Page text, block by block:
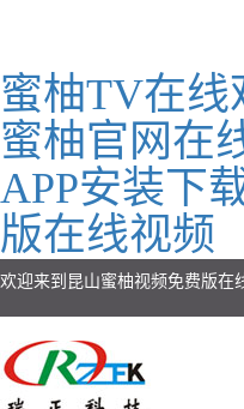
蜜柚TV在线
蜜柚官网在
APP安装下
版在线视频
欢迎来到昆山蜜柚视频免费版